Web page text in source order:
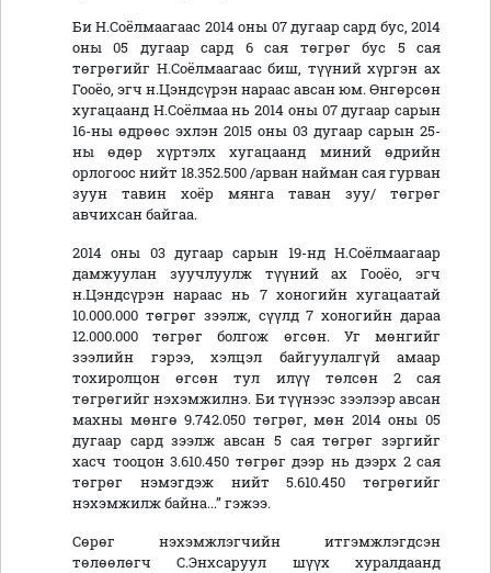
Би Н.Соёлмаагаас 2014 оны 07 дугаар сард бус, 2014
оны 05 дугаар сард 6 сая төгрөг бус 5 сая
төгрөгийг Н.Соёлмаагаас биш, түүний хүргэн ах
Гооёо, эгч н.Цэндсүрэн нараас авсан юм. Өнгөрсөн
хугацаанд Н.Соёлмаа нь 2014 оны 07 дугаар сарын
16-ны өдрөөс эхлэн 2015 оны 03 дугаар сарын 25-
ны өдөр хүртэлх хугацаанд миний өдрийн
орлогоос нийт 18.352.500 /арван найман сая гурван
зуун тавин хоёр мянга таван зуу/ төгрөг
авчихсан байгаа.
2014 оны 03 дугаар сарын 19-нд Н.Соёлмаагаар
дамжуулан зуучлуулж түүний ах Гооёо, эгч
н.Цэндсүрэн нараас нь 7 хоногийн хугацаатай
10.000.000 төгрөг зээлж, сүүлд 7 хоногийн дараа
12.000.000 төгрөг болгож өгсөн. Уг мөнгийг
зээлийн гэрээ, хэлцэл байгуулалгүй амаар
тохиролцон өгсөн тул илүү төлсөн 2 сая
төгрөгийг нэхэмжилнэ. Би түүнээс зээлээр авсан
махны мөнгө 9.742.050 төгрөг, мөн 2014 оны 05
дугаар сард зээлж авсан 5 сая төгрөг зэргийг
хасч тооцон 3.610.450 төгрөг дээр нь дээрх 2 сая
төгрөг нэмэгдэж нийт 5.610.450 төгрөгийг
нэхэмжилж байна...” гэжээ.
Сөрөг нэхэмжлэгчийн итгэмжлэгдсэн
төлөөлөгч С.Энхсаруул шүүх хуралдаанд